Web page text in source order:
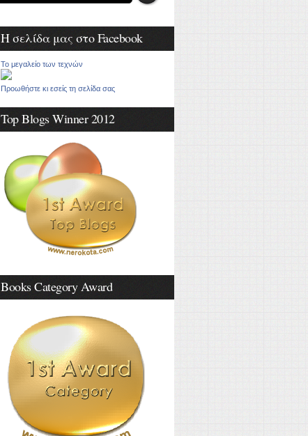
Η σελίδα μας στο Facebook
Το μεγαλείο των τεχνών
Προωθήστε κι εσείς τη σελίδα σας
Top Blogs Winner 2012
Books Category Award